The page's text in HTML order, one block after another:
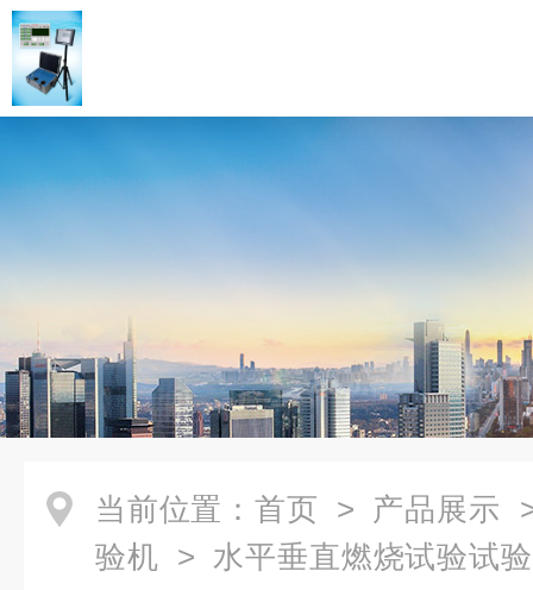
当前位置： 首页 > 产品展示
验机 > 水平垂直燃烧试验试